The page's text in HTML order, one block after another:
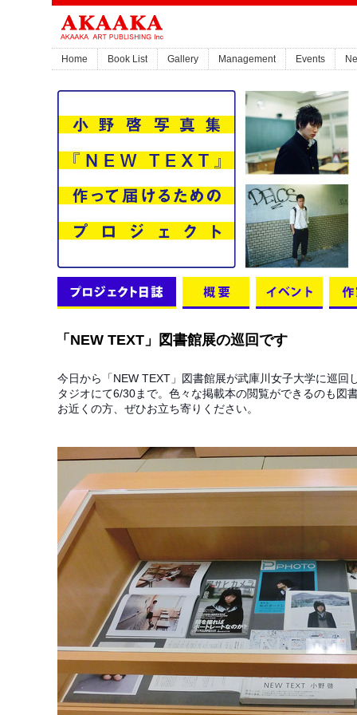
Home Book List Gallery Management Events
「NEW TEXT」図書館展の巡回です
今日から「NEW TEXT」図書館展が武庫川女子大学に巡回
タジオにて6/30まで。色々な掲載本の閲覧ができるのも図
お近くの方、ぜひお立ち寄りください。